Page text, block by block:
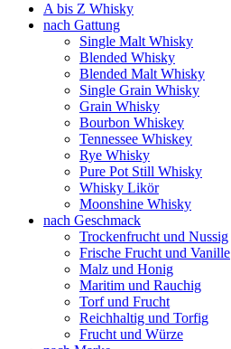
A bis Z Whisky
nach Gattung
Single Malt Whisky
Blended Whisky
Blended Malt Whisky
Single Grain Whisky
Grain Whisky
Bourbon Whiskey
Tennessee Whiskey
Rye Whisky
Pure Pot Still Whisky
Whisky Likör
Moonshine Whisky
nach Geschmack
Trockenfrucht und Nussig
Frische Frucht und Vanille
Malz und Honig
Maritim und Rauchig
Torf und Frucht
Reichhaltig und Torfig
Frucht und Würze